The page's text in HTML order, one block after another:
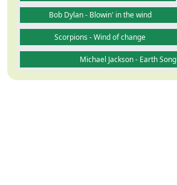
Bob Dylan - Blowin' in the wind
Scorpions - Wind of change
Michael Jackson - Earth Song